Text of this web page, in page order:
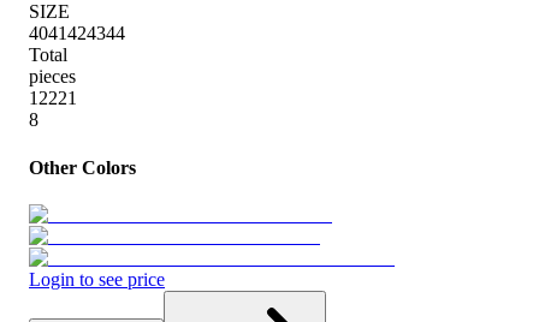
SIZE
4041424344
Total
pieces
12221
8
Other Colors
Login to see price